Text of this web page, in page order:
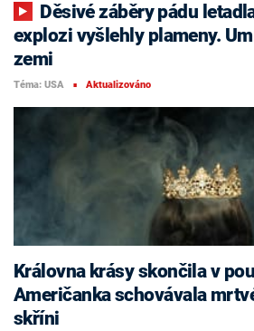
explozi vyšlehly plameny.
zemi
Téma: USA ■ Aktualizováno
Královna krásy skončila v
Američanka schovávala
skříni